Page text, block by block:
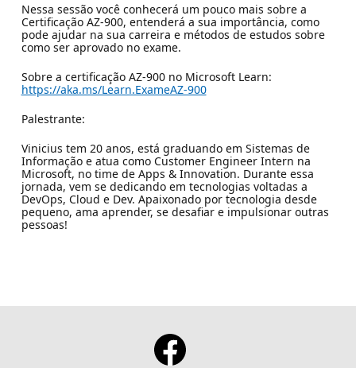
Nessa sessão você conhecerá um pouco mais sobre a
Certificação AZ-900, entenderá a sua importância, como
pode ajudar na sua carreira e métodos de estudos sobre
como ser aprovado no exame.
Sobre a certificação AZ-900 no Microsoft Learn:
https://aka.ms/Learn.ExameAZ-900
Palestrante:
Vinicius tem 20 anos, está graduando em Sistemas de
Informação e atua como Customer Engineer Intern na
Microsoft, no time de Apps & Innovation. Durante essa
jornada, vem se dedicando em tecnologias voltadas a
DevOps, Cloud e Dev. Apaixonado por tecnologia desde
pequeno, ama aprender, se desafiar e impulsionar outras
pessoas!